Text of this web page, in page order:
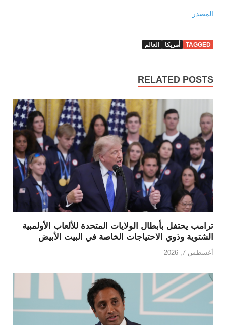
المصدر
TAGGED أمريكا العالم
RELATED POSTS
ترامب يحتفل بأبطال الولايات المتحدة للألعاب الأولمبية
الشتوية وذوي الاحتياجات الخاصة في البيت الأبيض
أغسطس 7, 2026